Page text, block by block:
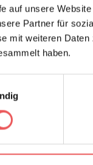
auf unsere
Partner für
mit weiteren
haben.